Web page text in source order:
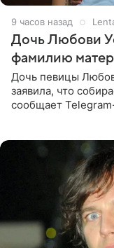
9 часов назад
Дочь Любови
фамилию
Дочь певицы
заявила, что
сообщает